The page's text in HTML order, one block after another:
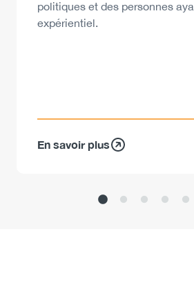
politiques et des personnes
expérientiel.
En savoir plus